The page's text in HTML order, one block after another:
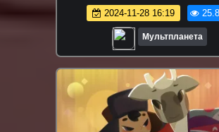
36
2024-11-28 16:19
Мультпланета